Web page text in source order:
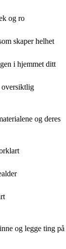
og ro
skaper helhet
i hjemmet ditt
og deres
og legge ting på